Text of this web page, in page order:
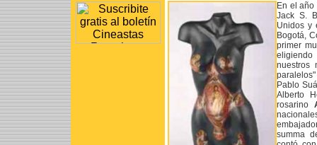
En el
Jack S.
Unidos y
Bogotá,
primer
nuestros
Pablo
Alberto
rosarino
summa